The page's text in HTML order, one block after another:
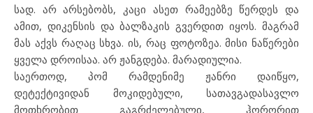
სად. არ არსებობს, კაცი ასეთ რამეებზე წერდეს და
ამით, დიკენსის და ბალზაკის გვერდით იყოს. მაგრამ
მას აქვს რაღაც სხვა. ის, რაც ფოტოზეა. მისი ნაწერები
ყველა დროისაა. არ ჟანგდება. მარადიულია.
საერთოდ, პომ რამდენიმე ჟანრი დაიწყო,
დეტექტივიდან მოკიდებული, სათავგადასავლო
მოთხრობით გაგრძელებული, ჰორორით